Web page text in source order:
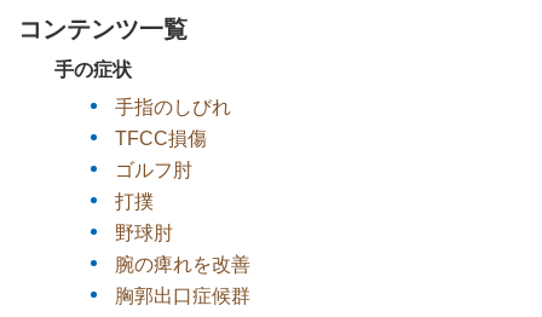
コンテンツ一覧
手の症状
手指のしびれ
TFCC損傷
ゴルフ肘
打撲
野球肘
腕の痺れを改善
胸郭出口症候群